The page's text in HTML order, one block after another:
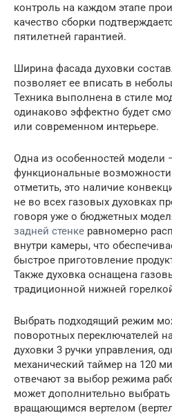
контроль на каждом этапе
качество сборки
пятилетней гарантией.
Ширина фасада духовки
позволяет ее вписать в
Техника выполнена в стиле
одинаково эффектно будет
или современном интерьере.
Одна из особенностей модели
функциональные
отметить, это наличие
не во всех газовых духовках
говоря уже о бюджетных
задней стенке равномерно
внутри камеры, что
быстрое приготовление
Также духовка оснащена
традиционной нижней
Выбрать подходящий режим
поворотных переключателей
духовки 3 ручки управления,
механический таймер на 120
отвечают за выбор режима
может дополнительно
вращающимся вертелом